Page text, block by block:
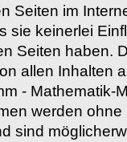
Seiten im
sie keinerlei
Seiten haben.
allen Inhalten
- Mathematik-
werden
sind